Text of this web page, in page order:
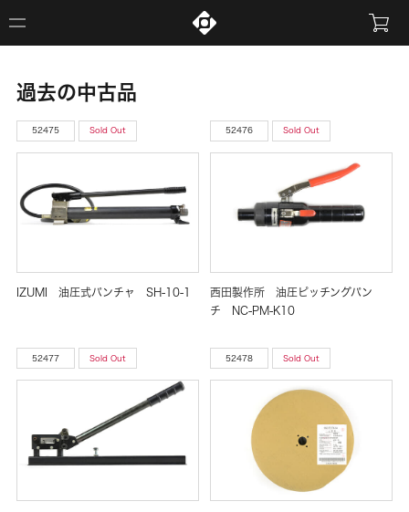
過去の中古品
52475 Sold Out
IZUMI 油圧式パンチャ SH-10-1
52476 Sold Out
西田製作所 油圧ピッチングパン
チ NC-PM-K10
52477 Sold Out 52478 Sold Out